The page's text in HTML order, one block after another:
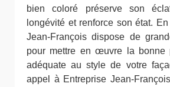
bien coloré préserve son
longévité et renforce son état.
Jean-François dispose de
pour mettre en œuvre la bonne
adéquate au style de votre
appel à Entreprise Jean-